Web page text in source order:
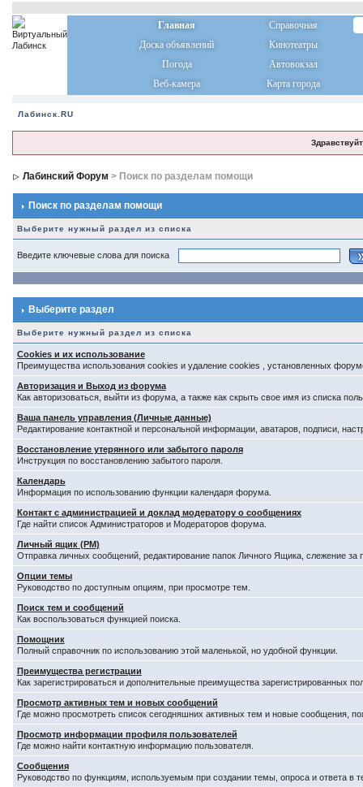
Главная
Справочная
Доска объявлений
Кинотеатры
Погода
Автовокзал
Веб-камера
Карта города
Лабинск.RU
Лабинский Форум > Поиск по разделам помощи
Поиск по разделам помощи
Выберите нужный раздел из списка
Введите ключевые слова для поиска
Выберите раздел
Выберите нужный раздел из списка
Cookies и их использование
Преимущества использования cookies и удаление cookies , установленных
Авторизация и Выход из форума
Как авторизоваться, выйти из форума, а также как скрыть свое имя из списка
Ваша панель управления (Личные данные)
Редактирование контактной и персональной информации, аватаров, подписи,
Восстановление утерянного или забытого пароля
Инструкция по восстановлению забытого пароля.
Календарь
Информация по использованию функции календаря форума.
Контакт с администрацией и доклад модератору о сообщениях
Где найти список Администраторов и Модераторов форума.
Личный ящик (PM)
Отправка личных сообщений, редактирование папок Личного Ящика, слежение
Опции темы
Руководство по доступным опциям, при просмотре тем.
Поиск тем и сообщений
Как воспользоваться функцией поиска.
Помощник
Полный справочник по использованию этой маленькой, но удобной функции.
Преимущества регистрации
Как зарегистрироваться и дополнительные преимущества зарегистрированных
Просмотр активных тем и новых сообщений
Где можно просмотреть список сегодняшних активных тем и новые сообщения,
Просмотр информации профиля пользователей
Где можно найти контактную информацию пользователя.
Сообщения
Руководство по функциям, используемым при создании темы, опроса и ответа в